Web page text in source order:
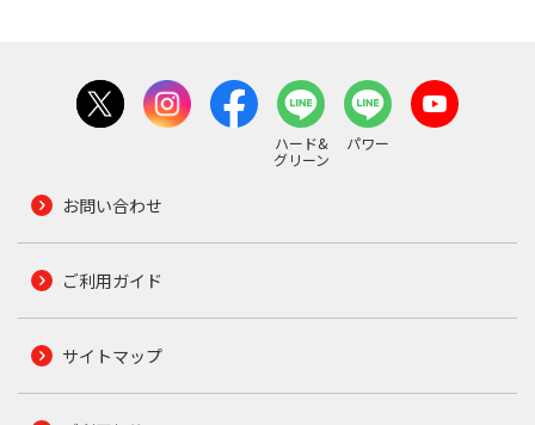
ハード&
グリーン
パワー
お問い合わせ
ご利用ガイド
サイトマップ